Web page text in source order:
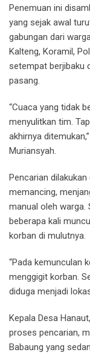
Penemuan ini
yang sejak awal
gabungan dari
Kalteng, Koramil,
setempat berjibaku
pasang.
“Cuaca yang tidak
menyulitkan tim.
akhirnya
Muriansyah.
Pencarian
memancing,
manual oleh warga.
beberapa kali
korban di mulutnya.
“Pada kemunculan
menggigit korban.
diduga menjadi
Kepala Desa
proses pencarian,
Babaung yang